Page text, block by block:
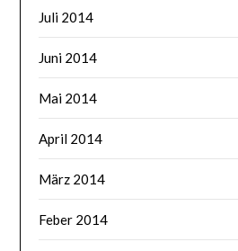
Juli 2014
Juni 2014
Mai 2014
April 2014
März 2014
Feber 2014